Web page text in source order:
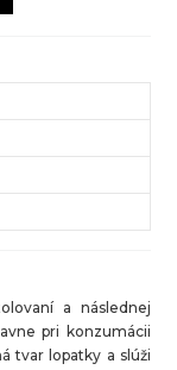
a následnej
pri konzumácii
tvar lopatky a slúži